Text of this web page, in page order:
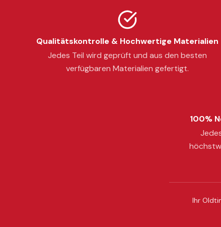
Qualitätskontrolle & Hochwertige Materialien
Jedes Teil wird geprüft und aus den besten
verfügbaren Materialien gefertigt.
100%
Ihr